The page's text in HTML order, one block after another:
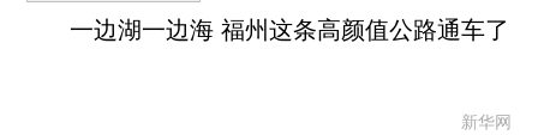
一边湖一边海 福州这条高颜值公路通车了
新华网